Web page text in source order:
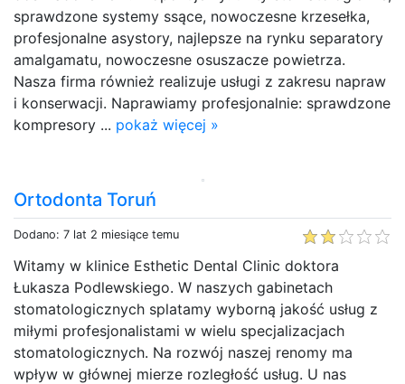
sprawdzone systemy ssące, nowoczesne krzesełka,
profesjonalne asystory, najlepsze na rynku separatory
amalgamatu, nowoczesne osuszacze powietrza.
Nasza firma również realizuje usługi z zakresu napraw
i konserwacji. Naprawiamy profesjonalnie: sprawdzone
kompresory ... pokaż więcej »
Ortodonta Toruń
Dodano: 7 lat 2 miesiące temu
Witamy w klinice Esthetic Dental Clinic doktora
Łukasza Podlewskiego. W naszych gabinetach
stomatologicznych splatamy wyborną jakość usług z
miłymi profesjonalistami w wielu specjalizacjach
stomatologicznych. Na rozwój naszej renomy ma
wpływ w głównej mierze rozległość usług. U nas